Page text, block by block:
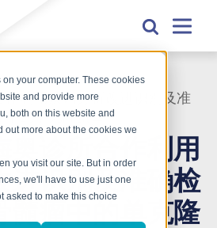
your computer. These cookies
and provide more
both on this website and
out more about the cookies we
you visit our site. But in order
we'll have to use just one
asked to make this choice
作利用质谱分析改进识别及准
中的单克隆蛋白
奥诊所合作利用
进识别及准确检
髓瘤中的单克隆